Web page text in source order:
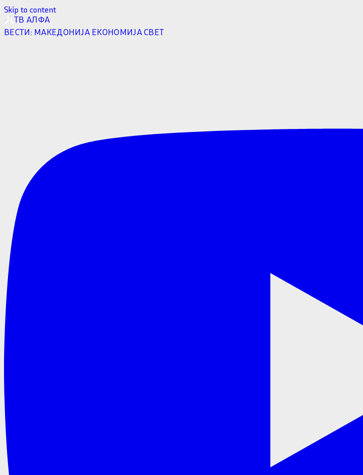
Skip to content
ТВ АЛФА
ВЕСТИ: МАКЕДОНИЈА ЕКОНОМИЈАСВЕТ